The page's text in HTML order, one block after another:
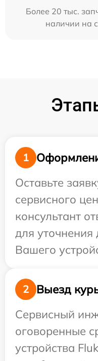
Более 20 тыс.
наличии на
1
Оставьте
сервисного
консультант
для уточнения
Вашего
2
Выезд
Сервисный
оговоренные
устройства